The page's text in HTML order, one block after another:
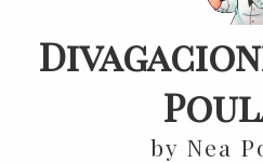
by Nea